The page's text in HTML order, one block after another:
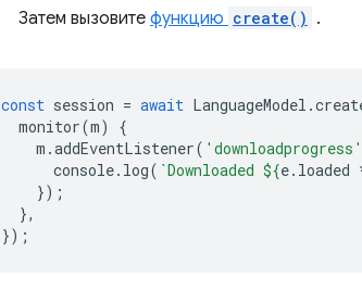
Затем вызовите функцию create() .
const session = await LanguageModel .
monitor(m)
{
m .addEventListener( 'downloadprogress'
console. log( `Downloaded ${e. loaded
});
},
});